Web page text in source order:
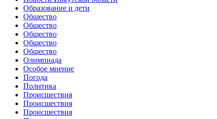
Образование и дети
Общество
Общество
Общество
Общество
Общество
Олимпиада
Особое мнение
Погода
Политика
Происшествия
Происшествия
Происшествия